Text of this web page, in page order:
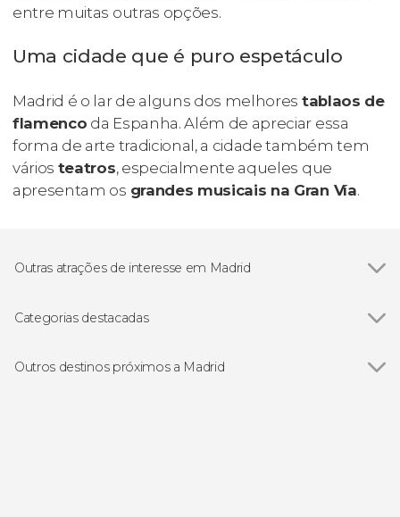
entre muitas outras opções.
Uma cidade que é puro espetáculo
Madrid é o lar de alguns dos melhores tablaos de
flamenco da Espanha. Além de apreciar essa
forma de arte tradicional, a cidade também tem
vários teatros, especialmente aqueles que
apresentam os grandes musicais na Gran Vía.
Outras atrações de interesse em Madrid
Museu Nacional do Prado
Catedral da Almudena
Categorias destacadas
Excursões de um dia saindo de Madrid
Outros destinos próximos a Madrid